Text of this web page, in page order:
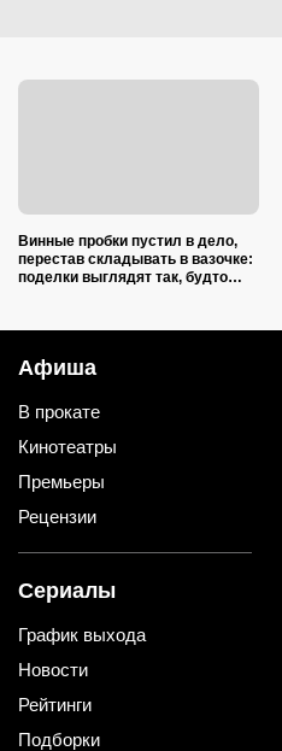
Винные пробки пустил в дело,
перестав складывать в вазочке:
поделки выглядят так, будто
Афиша
В прокате
Кинотеатры
Премьеры
Рецензии
Сериалы
График выхода
Новости
Рейтинги
Подборки